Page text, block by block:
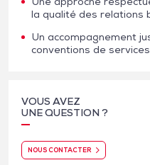
la qualité des relations
Un accompagnement
conventions de services
VOUS AVEZ
UNE QUESTION ?
NOUS CONTACTER